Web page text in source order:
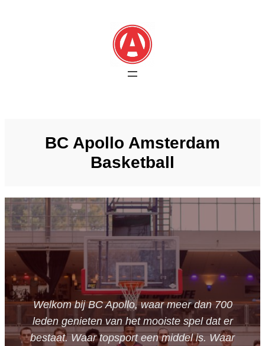
BC Apollo Amsterdam
Basketball
Welkom bij BC Apollo, waar meer dan 700
leden genieten van het mooiste spel dat er
bestaat. Waar topsport een middel is. Waar